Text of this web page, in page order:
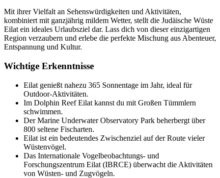
Mit ihrer Vielfalt an Sehenswürdigkeiten und Aktivitäten,
kombiniert mit ganzjährig mildem Wetter, stellt die Judäische Wüste
Eilat ein ideales Urlaubsziel dar. Lass dich von dieser einzigartigen
Region verzaubern und erlebe die perfekte Mischung aus Abenteuer,
Entspannung und Kultur.
Wichtige Erkenntnisse
Eilat genießt nahezu 365 Sonnentage im Jahr, ideal für
Outdoor-Aktivitäten.
Im Dolphin Reef Eilat kannst du mit Großen Tümmlern
schwimmen.
Der Marine Underwater Observatory Park beherbergt über
800 seltene Fischarten.
Eilat ist ein bedeutendes Zwischenziel auf der Route vieler
Wüstenvögel.
Das Internationale Vogelbeobachtungs- und
Forschungszentrum Eilat (IBRCE) überwacht die Aktivitäten
von Wüsten- und Zugvögeln.